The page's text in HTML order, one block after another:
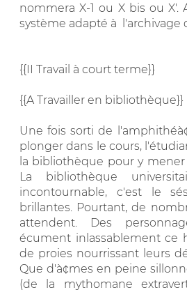
nommera X-1 ou X bis ou X'.
système adapté à l'archivage
{{II Travail à court terme}}
{{A Travailler en bibliothèque}}
Une fois sorti de
plonger dans le cours,
la bibliothèque pour y
La bibliothèque
incontournable, c'est le
brillantes. Pourtant, de
attendent. Des
écument inlassablement ce
de proies nourrissant leurs
Que d'à¢mes en peine
(de la mythomane